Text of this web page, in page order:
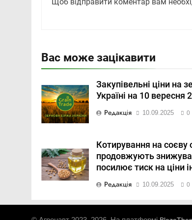
Вас може зацікавити
Закупівельні ціни на
Україні на 10 вересня
Редакція 10.09.2025 0
Котирування на соєву
продовжують
посилює тиск на ціни
Редакція 10.09.2025 0